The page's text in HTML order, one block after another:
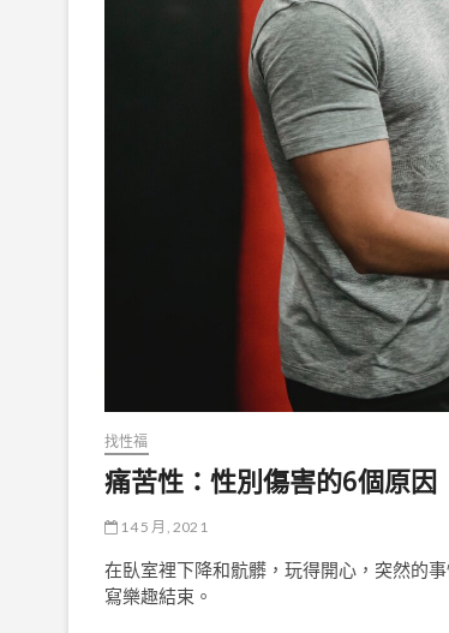
找性福
痛苦性：性別傷害的6個原因
14 5 月, 2021
在臥室裡下降和骯髒，玩得開心，突然的
寫樂趣結束。